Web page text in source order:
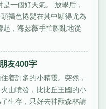
一個好天氣。 放學后，
褐色捲髮在其中顯得尤為
，海瑟薇手忙腳亂地從
友400字
着許多的小精靈。突然，
山噴發，比比丘王國的小
生存，只好去神獸森林請